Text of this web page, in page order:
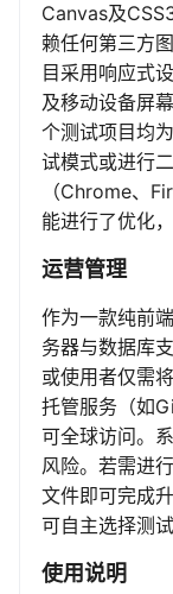
Canvas及
赖任何第三方
目采用响应式
及移动设备屏
个测试项目均
试模式或进行
（Chrome、
能进行了优化
运营管理
作为一款纯前
务器与数据库
或使用者仅需
托管服务（如
可全球访问。
风险。若需进
文件即可完成
可自主选择测
使用说明